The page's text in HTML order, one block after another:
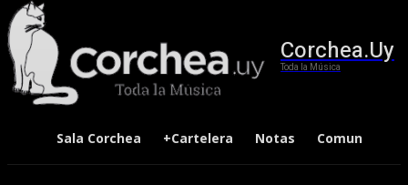
Corchea.Uy
Toda la Música
Sala Corchea +Cartelera Notas Comunidad